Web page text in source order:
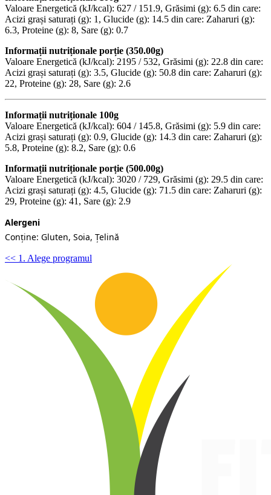
Valoare Energetică (kJ/kcal): 627 / 151.9, Grăsimi (g): 6.5 din care:
Acizi grași saturați (g): 1, Glucide (g): 14.5 din care: Zaharuri (g):
6.3, Proteine (g): 8, Sare (g): 0.7
Informații nutriționale porție (350.00g)
Valoare Energetică (kJ/kcal): 2195 / 532, Grăsimi (g): 22.8 din care:
Acizi grași saturați (g): 3.5, Glucide (g): 50.8 din care: Zaharuri (g):
22, Proteine (g): 28, Sare (g): 2.6
Informații nutriționale 100g
Valoare Energetică (kJ/kcal): 604 / 145.8, Grăsimi (g): 5.9 din care:
Acizi grași saturați (g): 0.9, Glucide (g): 14.3 din care: Zaharuri (g):
5.8, Proteine (g): 8.2, Sare (g): 0.6
Informații nutriționale porție (500.00g)
Valoare Energetică (kJ/kcal): 3020 / 729, Grăsimi (g): 29.5 din care:
Acizi grași saturați (g): 4.5, Glucide (g): 71.5 din care: Zaharuri (g):
29, Proteine (g): 41, Sare (g): 2.9
Alergeni
Conține: Gluten, Soia, Țelină
<< 1. Alege programul